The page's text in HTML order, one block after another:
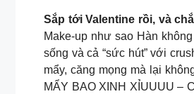
Sắp tới Valentine rồi, và
Make-up như sao Hàn
sống và cả “sức hút” với
mẩy, căng mọng mà lại
MẨY BAO XINH XỈUUUU –